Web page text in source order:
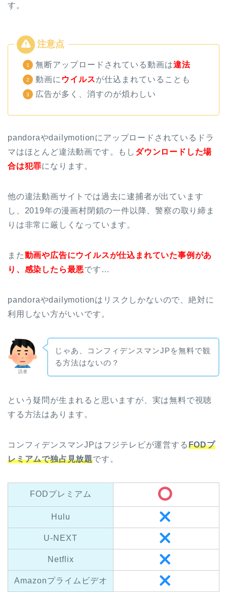
す。
無断アップロードされている動画は違法
動画に ウイルスが仕込まれていることも
広告が多く、消すのが煩わしい
pandoraやdailymotionにアップロードされているドラ
マはほとんど違法動画です。もし ダウンロードした場
合は犯罪になります。
他の違法動画サイトでは過去に逮捕者が出ています
し、2019年の漫画村閉鎖の一件以降、警察の取り締ま
りは非常に厳しくなっています。
また動画や広告にウイルスが仕込まれていた事例があ
り、感染したら最悪です…
pandoraやdailymotionはリスクしかないので、絶対に
利用しない方がいいです。
読者
じゃあ、コンフィデンスマンJPを無料で観
る方法はないの？
という疑問が生まれると思いますが、実は無料で視聴
する方法はあります。
コンフィデンスマンJPはフジテレビが運営するFODプ
レミアムで独占見放題です。
FODプレミアム
Hulu
U-NEXT
Netflix
Amazonプライムビデオ